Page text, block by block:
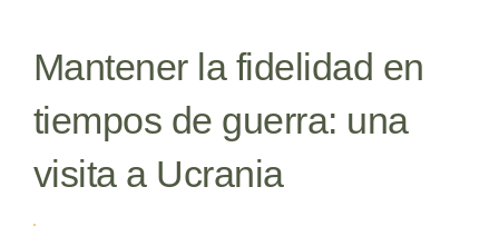
Nuestras raíces
La orden benedictina
Mantener la fidelidad en
tiempos de guerra: una
visita a Ucrania